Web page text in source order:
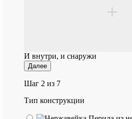
+
И внутри, и снаружи
Далее
Шаг 2 из 7
Тип конструкции